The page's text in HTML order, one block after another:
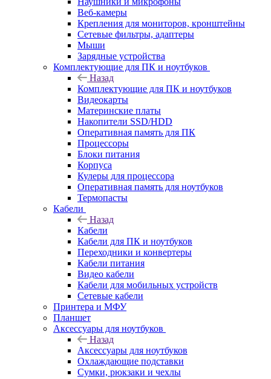
Веб-камеры
Крепления для мониторов, кронштейны
Сетевые фильтры, адаптеры
Мыши
Зарядные устройства
Комплектующие для ПК и ноутбуков
Назад
Комплектующие для ПК и ноутбуков
Видеокарты
Материнские платы
Накопители SSD/HDD
Оперативная память для ПК
Процессоры
Блоки питания
Корпуса
Кулеры для процессора
Оперативная память для ноутбуков
Термопасты
Кабели
Назад
Кабели
Кабели для ПК и ноутбуков
Переходники и конвертеры
Кабели питания
Видео кабели
Кабели для мобильных устройств
Сетевые кабели
Принтера и МФУ
Планшет
Аксессуары для ноутбуков
Назад
Аксессуары для ноутбуков
Охлаждающие подставки
Сумки, рюкзаки и чехлы